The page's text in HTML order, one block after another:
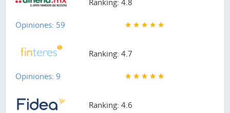
Opiniones: 59
Ranking: 4.7
Opiniones: 9
Ranking: 4.6